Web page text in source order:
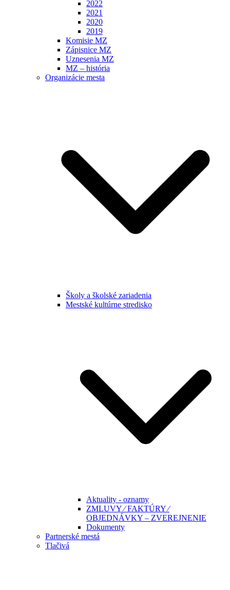
2022
2021
2020
2019
Komisie MZ
Zápisnice MZ
Uznesenia MZ
MZ – história
Organizácie mesta
Školy a školské zariadenia
Mestské kultúrne stredisko
Aktuality - oznamy
ZMLUVY ⁄ FAKTÚRY ⁄
OBJEDNÁVKY – ZVEREJNENIE
Dokumenty
Partnerské mestá
Tlačivá